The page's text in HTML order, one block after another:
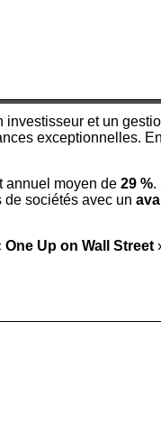
et un
exceptionnelles.
annuel moyen de 29 %.
de sociétés avec un
One Up on Wall Street